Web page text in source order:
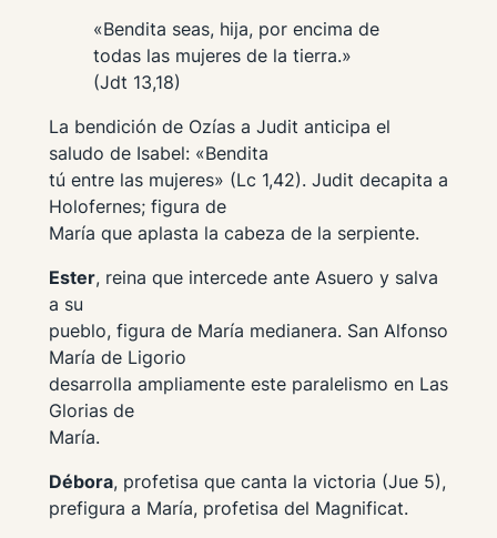
«Bendita seas, hija, por encima de
todas las mujeres de la tierra.»
(Jdt 13,18)
La bendición de Ozías a Judit anticipa el
saludo de Isabel: «Bendita
tú entre las mujeres» (Lc 1,42). Judit decapita a
Holofernes; figura de
María que aplasta la cabeza de la serpiente.
Ester, reina que intercede ante Asuero y salva
a su
pueblo, figura de María medianera. San Alfonso
María de Ligorio
desarrolla ampliamente este paralelismo en Las
Glorias de
María.
Débora, profetisa que canta la victoria (Jue 5),
prefigura a María, profetisa del Magnificat.